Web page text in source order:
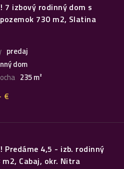
7 izbový rodinný dom s
730 m2, Slatina
predaj
dom
235 m²
€
Predáme 4,5 - izb. rodinný
m2, Cabaj, okr. Nitra